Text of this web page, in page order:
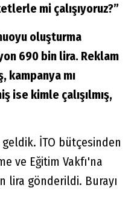
mi çalışıyoruz?”
oluşturma
690 bin lira. Reklam
kampanya mı
ise kimle çalışılmış,
İTO bütçesinden
ve Eğitim Vakfı'na
lira gönderildi. Burayı